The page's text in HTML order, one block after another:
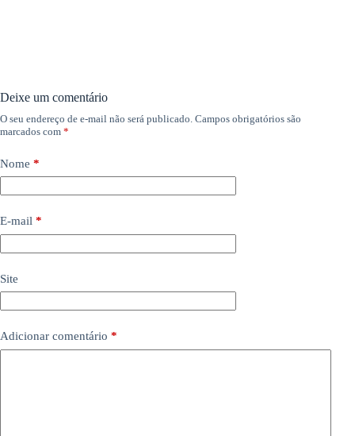
Deixe um comentário
O seu endereço de e-mail não será publicado. Campos obrigatórios são
marcados com *
Nome *
E-mail *
Site
Adicionar comentário *